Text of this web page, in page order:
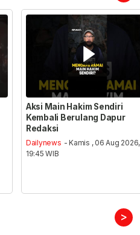
Aksi Main Hakim Sendiri
Kembali Berulang Dapur
Redaksi
Dailynews - Kamis , 06 Aug 2026,
19:45 WIB
>